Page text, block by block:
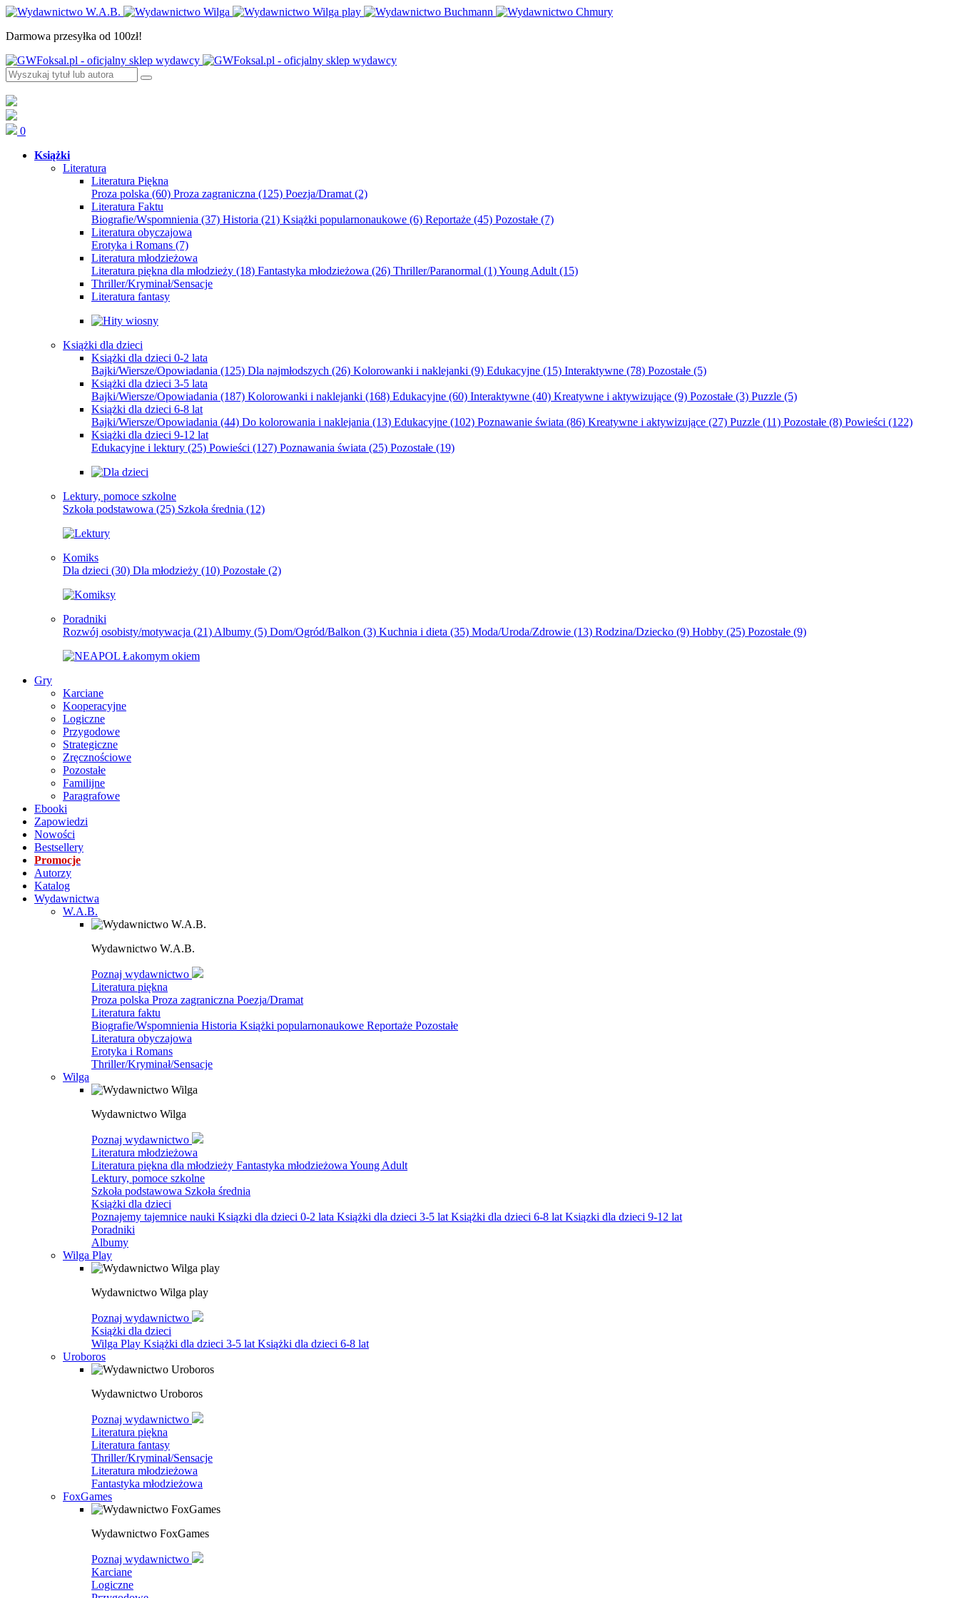
Darmowa przesyłka od 100zł!
0
Książki
Literatura
Literatura Piękna
Proza polska (60) Proza zagraniczna (125) Poezja/Dramat (2)
Literatura Faktu
Biografie/Wspomnienia (37) Historia (21) Książki popularnonaukowe (6) Reportaże (45) Pozostałe (7)
Literatura obyczajowa
Erotyka i Romans (7)
Literatura młodzieżowa
Literatura piękna dla młodzieży (18) Fantastyka młodzieżowa (26) Thriller/Paranormal (1)Young Adult (15)
Thriller/Kryminał/Sensacje
Literatura fantasy
Książki dla dzieci
Książki dla dzieci 0-2 lata
Bajki/Wiersze/Opowiadania (125) Dla najmłodszych (26) Kolorowanki i naklejanki (9) Edukacyjne (15) Interaktywne (78) Pozostałe (5)
Książki dla dzieci 3-5 lata
Bajki/Wiersze/Opowiadania (187) Kolorowanki i naklejanki (168) Edukacyjne (60) Interaktywne (40) Kreatywne i aktywizujące (9) Pozostałe (3) Puzzle (5)
Książki dla dzieci 6-8 lat
Bajki/Wiersze/Opowiadania (44) Do kolorowania i naklejania (13) Edukacyjne (102) Poznawanie świata (86) Kreatywne i aktywizujące (27) Puzzle (11) Pozostałe (8) Powieści (122)
Książki dla dzieci 9-12 lat
Edukacyjne i lektury (25) Powieści (127) Poznawania świata (25) Pozostałe (19)
Lektury, pomoce szkolne
Szkoła podstawowa (25) Szkoła średnia (12)
Komiks
Dla dzieci (30) Dla młodzieży (10) Pozostałe (2)
Poradniki
Rozwój osobisty/motywacja (21) Albumy (5) Dom/Ogród/Balkon (3) Kuchnia i dieta (35) Moda/Uroda/Zdrowie (13) Rodzina/Dziecko (9) Hobby (25) Pozostałe (9)
Gry
Karciane
Kooperacyjne
Logiczne
Przygodowe
Strategiczne
Zręcznościowe
Pozostałe
Familijne
Paragrafowe
Ebooki
Zapowiedzi
Nowości
Bestsellery
Promocje
Autorzy
Katalog
Wydawnictwa
W.A.B.
Wydawnictwo W.A.B.
Poznaj wydawnictwo
Literatura piękna
Proza polska Proza zagraniczna Poezja/Dramat
Literatura faktu
Biografie/Wspomnienia Historia Książki popularnonaukowe Reportaże Pozostałe
Literatura obyczajowa
Erotyka i Romans
Thriller/Kryminał/Sensacje
Wilga
Wydawnictwo Wilga
Poznaj wydawnictwo
Literatura młodzieżowa
Literatura piękna dla młodzieży Fantastyka młodzieżowa Young Adult
Lektury, pomoce szkolne
Szkoła podstawowa Szkoła średnia
Książki dla dzieci
Poznajemy tajemnice nauki Ksiązki dla dzieci 0-2 lata Książki dla dzieci 3-5 lat Książki dla dzieci 6-8 lat Ksiązki dla dzieci 9-12 lat
Poradniki
Albumy
Wilga Play
Wydawnictwo Wilga play
Poznaj wydawnictwo
Książki dla dzieci
Wilga Play Książki dla dzieci 3-5 lat Książki dla dzieci 6-8 lat
Uroboros
Wydawnictwo Uroboros
Poznaj wydawnictwo
Literatura piękna
Literatura fantasy
Thriller/Kryminał/Sensacje
Literatura młodzieżowa
Fantastyka młodzieżowa
FoxGames
Wydawnictwo FoxGames
Poznaj wydawnictwo
Karciane
Logiczne